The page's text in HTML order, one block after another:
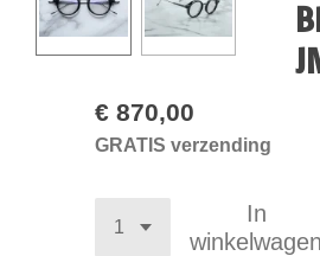
€ 870,00
GRATIS verzending
In
winkelwagen